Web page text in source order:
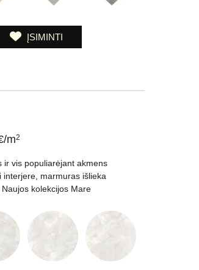
ĮSIMINTI
m2
ir vis populiarėjant akmens
interjere, marmuras išlieka
kolekcijos Mare